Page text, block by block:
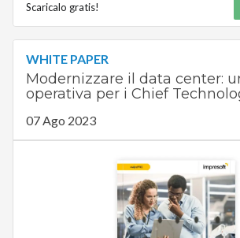
Scaricalo gratis!
WHITE PAPER
Modernizzare il data center:
operativa per i Chief
07 Ago 2023